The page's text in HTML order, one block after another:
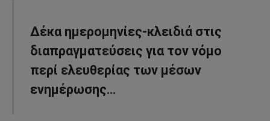
Δέκα ημερομηνίες-κλειδιά στις
διαπραγματεύσεις για τον νόμο
περί ελευθερίας των μέσων
ενημέρωσης…